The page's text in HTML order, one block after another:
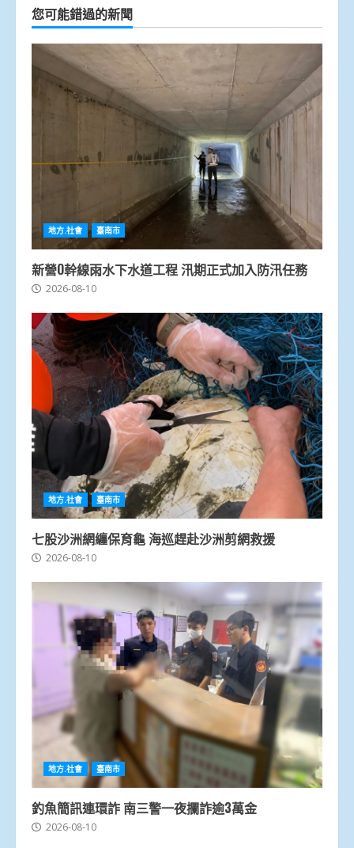
您可能錯過的新聞
地方.社會 臺南市
新營O幹線雨水下水道工程 汛期正式加入防汛任務
2026-08-10
地方.社會 臺南市
七股沙洲網纏保育龜 海巡趕赴沙洲剪網救援
2026-08-10
地方.社會 臺南市
釣魚簡訊連環詐 南三警一夜攔詐逾3萬金
2026-08-10